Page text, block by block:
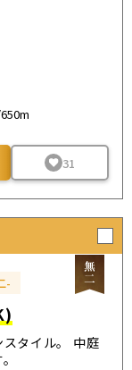
31
-
タイル。 中庭